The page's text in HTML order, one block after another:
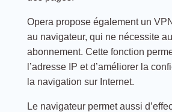
Opera propose également un
au navigateur, qui ne nécessite
abonnement. Cette fonction
l’adresse IP et d’améliorer la
la navigation sur Internet.
Le navigateur permet aussi